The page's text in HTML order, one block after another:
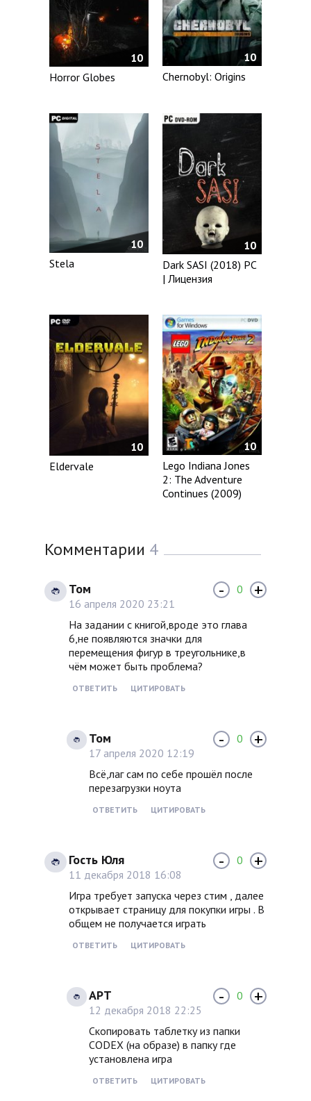
10
Horror Globes
10
Chernobyl: Origins
10
Stela
10
Dark SASI (2018) PC
| Лицензия
10
Eldervale
10
Lego Indiana Jones
2: The Adventure
Continues (2009)
Комментарии 4
Том
16 апреля 2020 23:21
На задании с книгой,вроде это глава
6,не появляются значки для
перемещения фигур в треугольнике,в
чём может быть проблема?
ОТВЕТИТЬ ЦИТИРОВАТЬ
- 0 +
Том
17 апреля 2020 12:19
Всё,лаг сам по себе прошёл после
перезагрузки ноута
ОТВЕТИТЬ ЦИТИРОВАТЬ
- 0 +
Гость Юля
11 декабря 2018 16:08
Игра требует запуска через стим , далее
открывает страницу для покупки игры . В
общем не получается играть
ОТВЕТИТЬ ЦИТИРОВАТЬ
- 0 +
АРТ
12 декабря 2018 22:25
Скопировать таблетку из папки
CODEX (на образе) в папку где
установлена игра
ОТВЕТИТЬ ЦИТИРОВАТЬ
- 0 +